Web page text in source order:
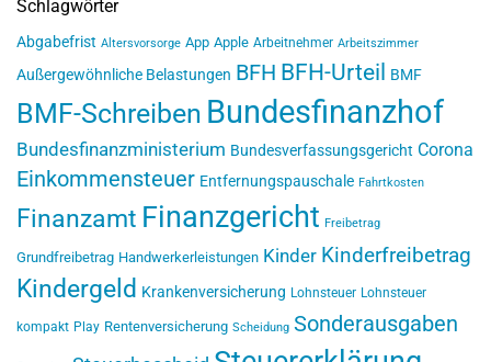
Schlagwörter
Abgabefrist Altersvorsorge App Apple Arbeitnehmer Arbeitszimmer
Außergewöhnliche Belastungen BFH BFH-Urteil BMF
BMF-Schreiben Bundesfinanzhof
Bundesfinanzministerium Bundesverfassungsgericht Corona
Einkommensteuer Entfernungspauschale Fahrtkosten
Finanzamt Finanzgericht Freibetrag
Grundfreibetrag Handwerkerleistungen Kinder Kinderfreibetrag
Kindergeld Krankenversicherung Lohnsteuer Lohnsteuer
kompakt Play Rentenversicherung Scheidung Sonderausgaben